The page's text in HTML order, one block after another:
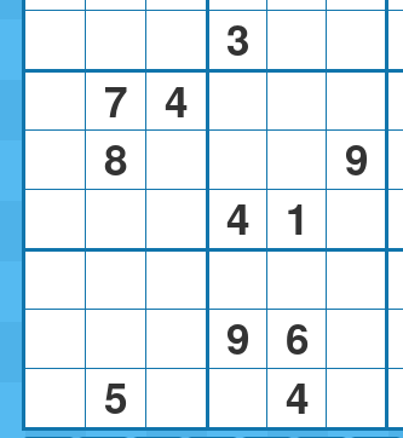
3
7
4
8
9
4
1
9
6
5
4